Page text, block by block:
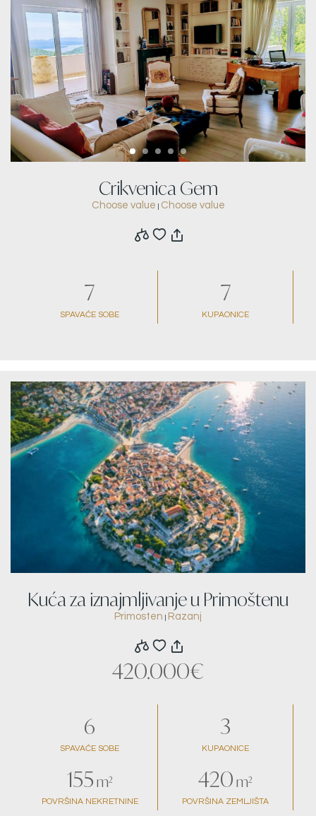
Crikvenica Gem
Choose value Choose value
7
SPAVAĆE SOBE
7
KUPAONICE
Kuća za iznajmljivanje u Primoštenu
Primosten Razanj
420.000€
6
SPAVAĆE SOBE
3
KUPAONICE
155 m²
POVRŠINA NEKRETNINE
420 m²
POVRŠINA ZEMLJIŠTA